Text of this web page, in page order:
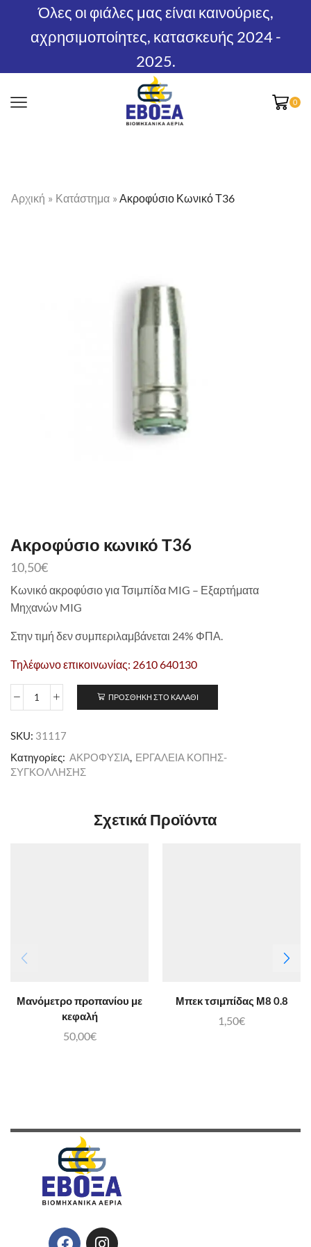
Όλες οι φιάλες μας είναι καινούριες,
αχρησιμοποίητες, κατασκευής 2024 -
2025.
0
Αρχική » Κατάστημα » Ακροφύσιο Κωνικό Τ36
Ακροφύσιο κωνικό Τ36
10,50€
Κωνικό ακροφύσιο για Τσιμπίδα MIG – Εξαρτήματα
Μηχανών MIG
Στην τιμή δεν συμπεριλαμβάνεται 24% ΦΠΑ.
Τηλέφωνο επικοινωνίας: 2610 640130
ΠΡΟΣΘΉΚΗ ΣΤΟ ΚΑΛΆΘΙ
SKU: 31117
Κατηγορίες: ΑΚΡΟΦΥΣΙΑ, ΕΡΓΑΛΕΙΑ ΚΟΠΗΣ-
ΣΥΓΚΟΛΛΗΣΗΣ
Σχετικά Προϊόντα
Μανόμετρο προπανίου με
κεφαλή
50,00€
Μπεκ τσιμπίδας Μ8 0.8
1,50€